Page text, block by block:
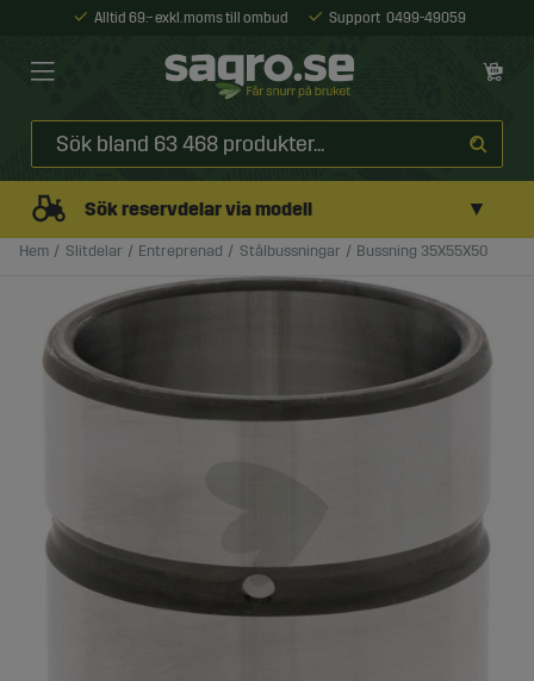
Alltid 69:- exkl. moms till ombud Support 0499-49059
Sök reservdelar via modell ▼
Hem Slitdelar Entreprenad Stålbussningar Bussning 35X55X50